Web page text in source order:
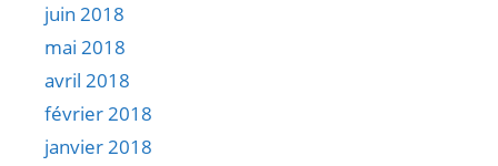
juin 2018
mai 2018
avril 2018
février 2018
janvier 2018